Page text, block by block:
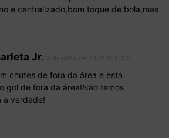
é centralizado,bom toque de bola,mas
Jr.
chutes de fora da área e esta
gol de fora da área!Não temos
a verdade!